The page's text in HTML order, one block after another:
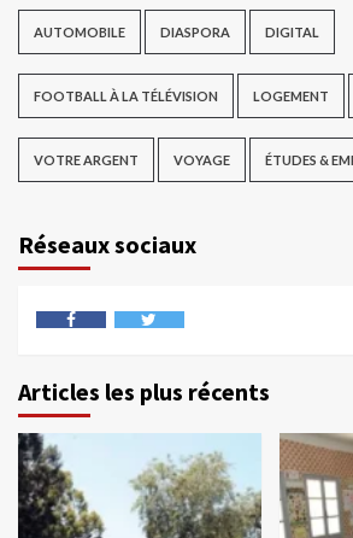
AUTOMOBILE DIASPORA DIGITAL
FOOTBALL À LA TÉLÉVISION LOGEMENT
VOTRE ARGENT VOYAGE ÉTUDES &
Réseaux sociaux
Articles les plus récents